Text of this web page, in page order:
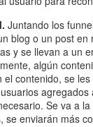
Juntando los
blog o un post
y se llevan a un
algún
contenido, se
Se va a
enviarán más